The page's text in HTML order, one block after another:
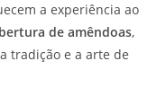
a experiência ao
de amêndoas,
tradição e a arte de